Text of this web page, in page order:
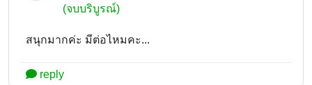
(จบบริบูรณ์)
สนุกมากค่ะ มีต่อไหมคะ...
reply